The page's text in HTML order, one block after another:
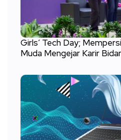
Girls’ Tech Day;
Muda Mengejar Karir